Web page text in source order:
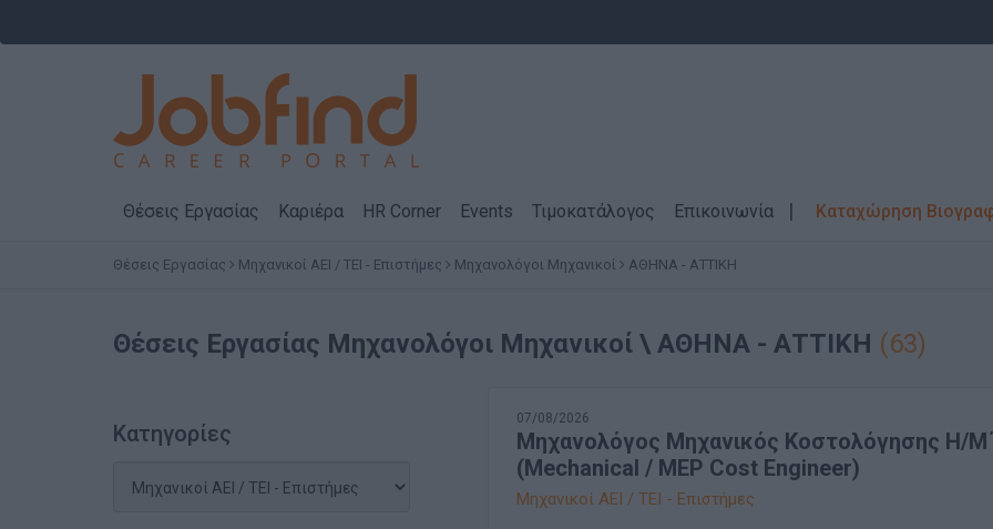
Θέσεις Εργασίας Καριέρα HR Corner Events Τιμοκατάλογος Επικοινωνία Καταχώρηση
Θέσεις Εργασίας Μηχανικοί ΑΕΙ / ΤΕΙ - Επιστήμες Μηχανολόγοι Μηχανικοί ΑΘΗΝΑ - ΑΤΤΙΚΗ
Θέσεις Εργασίας Μηχανολόγοι Μηχανικοί \ ΑΘΗΝΑ - ΑΤΤΙΚΗ (63)
Κατηγορίες
07/08/2026
Μηχανολόγος Μηχανικός Κοστολόγησης Η/
(Mechanical / MEP Cost Engineer)
Μηχανικοί ΑΕΙ / ΤΕΙ - Επιστήμες